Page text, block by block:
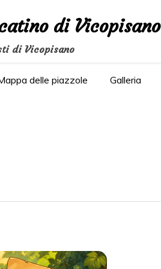
di Vicopisano
di Vicopisano
delle piazzole Galleria